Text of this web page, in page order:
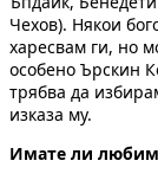
Чехов). Някои
харесвам ги, но
особено Ърскин
трябва да
изказа му.
Имате ли